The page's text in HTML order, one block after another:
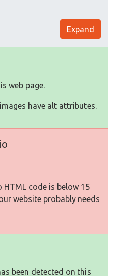
Expand
web page.
have alt attributes.
code is below 15
website probably needs
been detected on this